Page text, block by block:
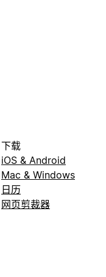
下载
iOS & Android
Mac & Windows
日历
网页剪裁器